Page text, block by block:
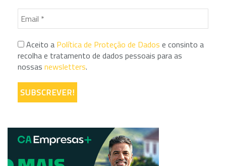
Aceito a Política de Proteção de Dados e consinto a
recolha e tratamento de dados pessoais para as
nossas newsletters.